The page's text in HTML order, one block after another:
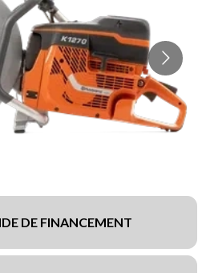
DE FINANCEMENT